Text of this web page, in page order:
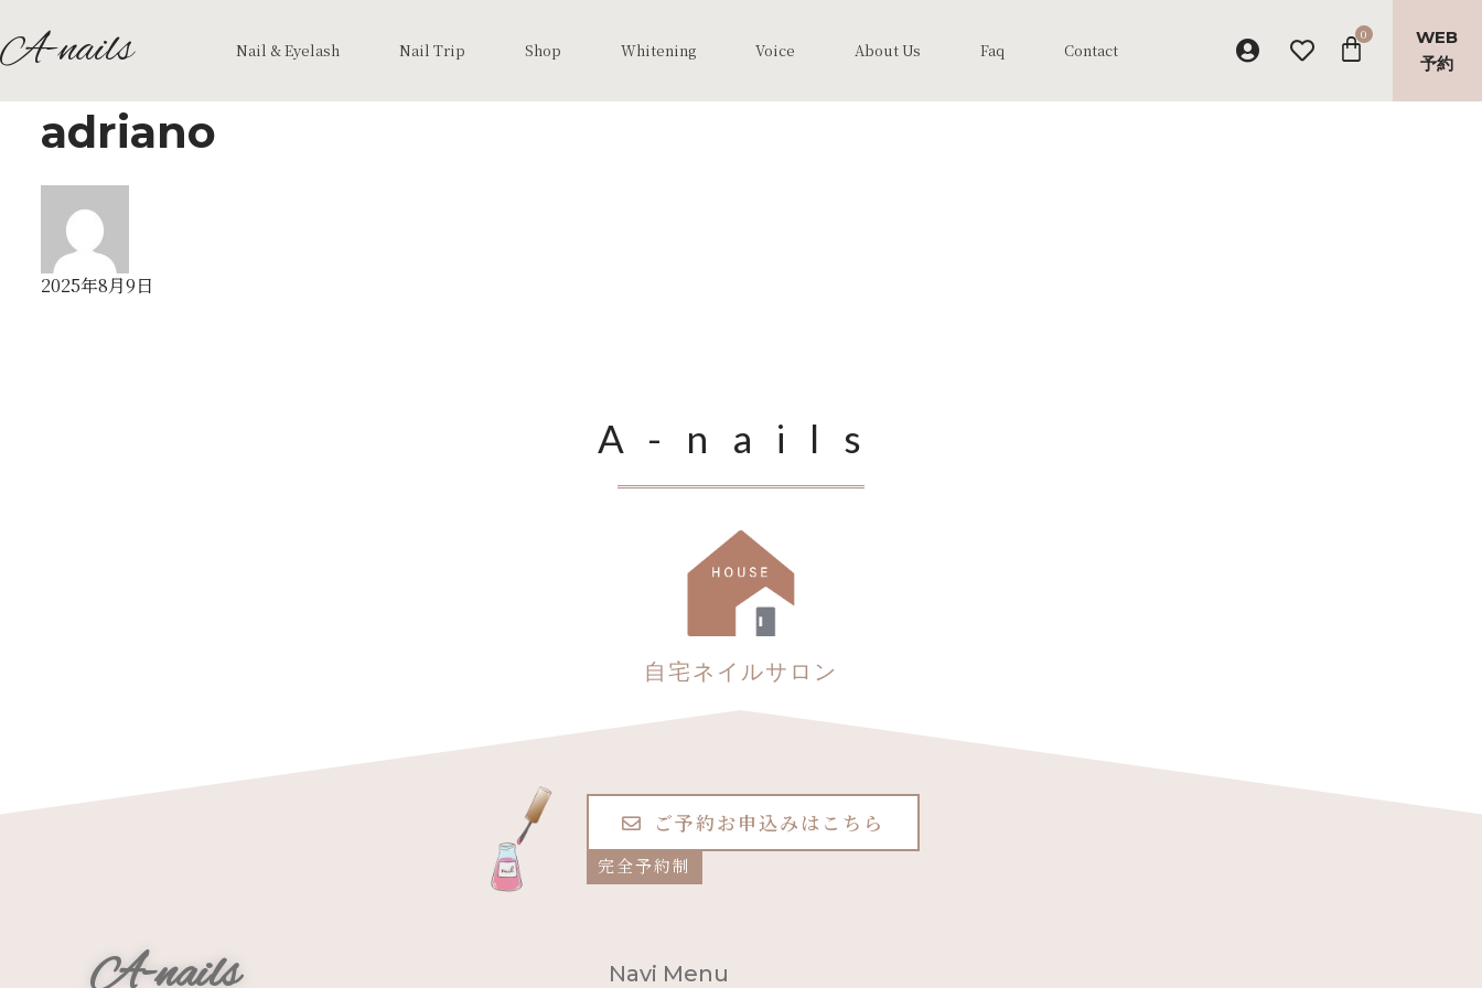
A-nails Nail & Eyelash Nail Trip Shop Whitening Voice About Us Faq Contact
WEB
予約
adriano
2025年8月9日
A-nails
自宅ネイルサロン
ご予約お申込みはこちら
完全予約制
A-nails Navi Menu